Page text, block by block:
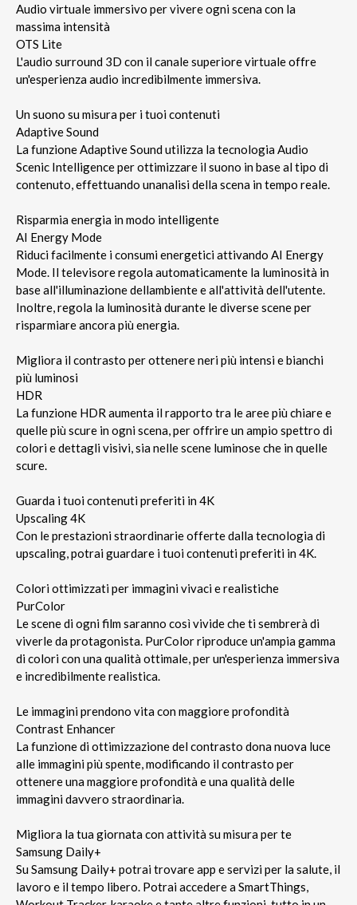
Audio virtuale immersivo per vivere ogni scena con la
massima intensità
OTS Lite
L'audio surround 3D con il canale superiore virtuale offre
un'esperienza audio incredibilmente immersiva.
Un suono su misura per i tuoi contenuti
Adaptive Sound
La funzione Adaptive Sound utilizza la tecnologia Audio
Scenic Intelligence per ottimizzare il suono in base al tipo di
contenuto, effettuando unanalisi della scena in tempo reale.
Risparmia energia in modo intelligente
AI Energy Mode
Riduci facilmente i consumi energetici attivando AI Energy
Mode. Il televisore regola automaticamente la luminosità in
base all'illuminazione dellambiente e all'attività dell'utente.
Inoltre, regola la luminosità durante le diverse scene per
risparmiare ancora più energia.
Migliora il contrasto per ottenere neri più intensi e bianchi
più luminosi
HDR
La funzione HDR aumenta il rapporto tra le aree più chiare e
quelle più scure in ogni scena, per offrire un ampio spettro di
colori e dettagli visivi, sia nelle scene luminose che in quelle
scure.
Guarda i tuoi contenuti preferiti in 4K
Upscaling 4K
Con le prestazioni straordinarie offerte dalla tecnologia di
upscaling, potrai guardare i tuoi contenuti preferiti in 4K.
Colori ottimizzati per immagini vivaci e realistiche
PurColor
Le scene di ogni film saranno così vivide che ti sembrerà di
viverle da protagonista. PurColor riproduce un'ampia gamma
di colori con una qualità ottimale, per un'esperienza immersiva
e incredibilmente realistica.
Le immagini prendono vita con maggiore profondità
Contrast Enhancer
La funzione di ottimizzazione del contrasto dona nuova luce
alle immagini più spente, modificando il contrasto per
ottenere una maggiore profondità e una qualità delle
immagini davvero straordinaria.
Migliora la tua giornata con attività su misura per te
Samsung Daily+
Su Samsung Daily+ potrai trovare app e servizi per la salute, il
lavoro e il tempo libero. Potrai accedere a SmartThings,